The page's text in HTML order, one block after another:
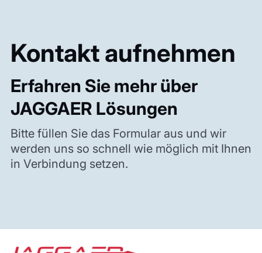
Kontakt aufnehmen
Erfahren Sie mehr über
JAGGAER Lösungen
Bitte füllen Sie das Formular aus und wir
werden uns so schnell wie möglich mit Ihnen
in Verbindung setzen.